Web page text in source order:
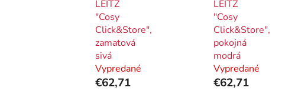
LEITZ
"Cosy
Click&Store",
zamatová
sivá
Vypredané
€62,71
LEITZ
"Cosy
Click&Store",
pokojná
modrá
Vypredané
€62,71